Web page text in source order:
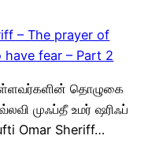
– The prayer of
fear – Part 2
தொழுகை
முஃப்தீ உமர் ஷரிஃப்
Omar Sheriff…